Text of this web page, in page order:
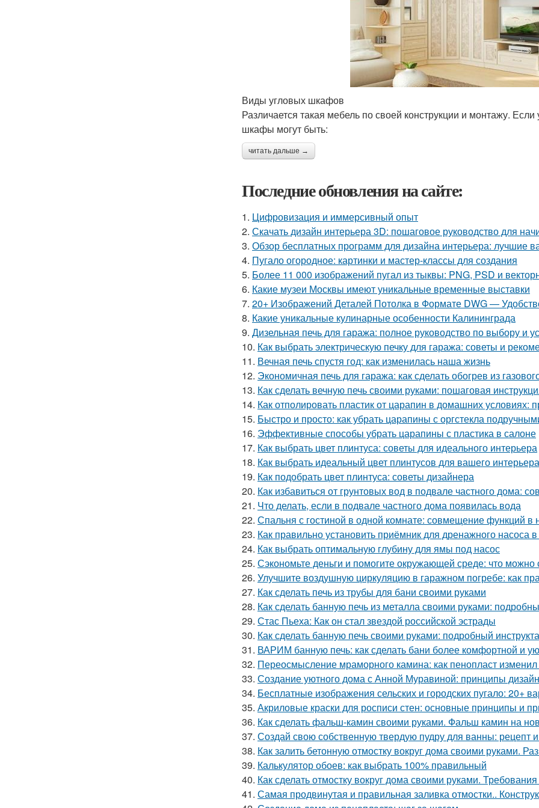
Виды угловых шкафов
Различается такая мебель по своей конструкции и монтажу.
шкафы могут быть:
читать дальше →
Последние обновления на сайте:
1. Цифровизация и иммерсивный опыт
2. Скачать дизайн интерьера 3D: пошаговое руководство для
3. Обзор бесплатных программ для дизайна интерьера: лучшие
4. Пугало огородное: картинки и мастер-классы для создания
5. Более 11 000 изображений пугал из тыквы: PNG, PSD и
6. Какие музеи Москвы имеют уникальные временные выставки
7. 20+ Изображений Деталей Потолка в Формате DWG —
8. Какие уникальные кулинарные особенности Калининграда
9. Дизельная печь для гаража: полное руководство по выбору и
10. Как выбрать электрическую печку для гаража: советы и
11. Вечная печь спустя год: как изменилась наша жизнь
12. Экономичная печь для гаража: как сделать обогрев из
13. Как сделать вечную печь своими руками: пошаговая
14. Как отполировать пластик от царапин в домашних
15. Быстро и просто: как убрать царапины с оргстекла
16. Эффективные способы убрать царапины с пластика в салоне
17. Как выбрать цвет плинтуса: советы для идеального интерьера
18. Как выбрать идеальный цвет плинтусов для вашего интерьера
19. Как подобрать цвет плинтуса: советы дизайнера
20. Как избавиться от грунтовых вод в подвале частного дома:
21. Что делать, если в подвале частного дома появилась вода
22. Спальня с гостиной в одной комнате: совмещение функций в
23. Как правильно установить приёмник для дренажного насоса
24. Как выбрать оптимальную глубину для ямы под насос
25. Сэкономьте деньги и помогите окружающей среде: что
26. Улучшите воздушную циркуляцию в гаражном погребе: как
27. Как сделать печь из трубы для бани своими руками
28. Как сделать банную печь из металла своими руками:
29. Стас Пьеха: Как он стал звездой российской эстрады
30. Как сделать банную печь своими руками: подробный
31. ВАРИМ банную печь: как сделать бани более комфортной и
32. Переосмысление мраморного камина: как пенопласт
33. Создание уютного дома с Анной Муравиной: принципы
34. Бесплатные изображения сельских и городских пугало: 20+
35. Акриловые краски для росписи стен: основные принципы и
36. Как сделать фальш-камин своими руками. Фальш камин на
37. Создай свою собственную твердую пудру для ванны: рецепт
38. Как залить бетонную отмостку вокруг дома своими руками.
39. Калькулятор обоев: как выбрать 100% правильный
40. Как сделать отмостку вокруг дома своими руками. Требования
41. Самая продвинутая и правильная заливка отмостки..